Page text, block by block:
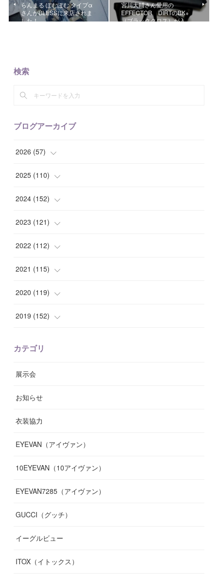
らんまる ぽむぽむ タイプα
さんがBLESSに来店されま
した！
宮川大輔さん愛用の
EFFECTOR DIRTのBK+
（ブラッククロス）が入…
検索
ブログアーカイブ
2026 (57)
( 1)
(10)
(9)
( 7)
( 8 )
2025 (110)
(10)
(7)
( 8)
( 7 )
( 10)
9
(14
(8
(9
2024 (152)
(14)
( 15)
( 11)
( 10)
( 11)
(14
(19
(12)
(10)
2023 (121)
( 12)
( 8)
( 8)
( 6)
(12
(10
(17)
(11)
(10)
2022 (112)
( 10)
( 7)
(8)
(9
(7
(7
(10)
(11)
12)
2021 (115)
( 14)
(13)
(3
( 7
(13)
(11)
(13)
7)
(12)
2020 (119)
(7)
(
( 5
(8)
(12)
11)
(13)
(13)
2019 (152)
(10 )
(10)
13)
(16)
(14)
カテゴリ
展示会
お知らせ
衣装協力
EYEVAN（アイヴァン）
10EYEVAN（10アイヴァン）
EYEVAN7285（アイヴァン）
GUCCI（グッチ）
イーグルビュー
ITOX（イトックス）